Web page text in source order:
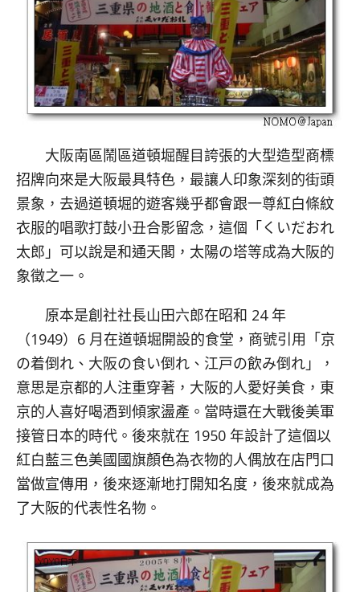
大阪南區鬧區道頓堀醒目誇張的大型造型商標
招牌向來是大阪最具特色，最讓人印象深刻的街頭
景象，去過道頓堀的遊客幾乎都會跟一尊紅白條紋
衣服的唱歌打鼓小丑合影留念，這個「くいだおれ
太郎」可以說是和通天閣，太陽の塔等成為大阪的
象徵之一。
原本是創社社長山田六郎在昭和 24 年
（1949）6 月在道頓堀開設的食堂，商號引用「京
の着倒れ、大阪の食い倒れ、江戸の飲み倒れ」，
意思是京都的人注重穿著，大阪的人愛好美食，東
京的人喜好喝酒到傾家盪產。當時還在大戰後美軍
接管日本的時代。後來就在 1950 年設計了這個以
紅白藍三色美國國旗顏色為衣物的人偶放在店門口
當做宣傳用，後來逐漸地打開知名度，後來就成為
了大阪的代表性名物。